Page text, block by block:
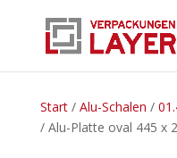
Start/ Alu-Schalen /
/ Alu-Platte oval 445 x